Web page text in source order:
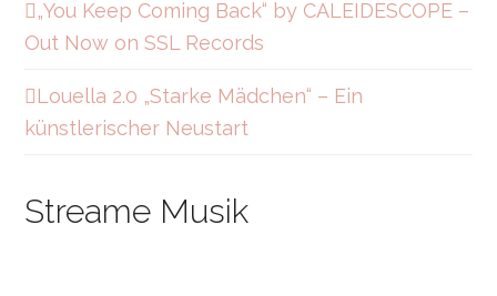
„You Keep Coming Back“ by CALEIDESCOPE –
Out Now on SSL Records
Louella 2.0 „Starke Mädchen“ – Ein
künstlerischer Neustart
Streame Musik